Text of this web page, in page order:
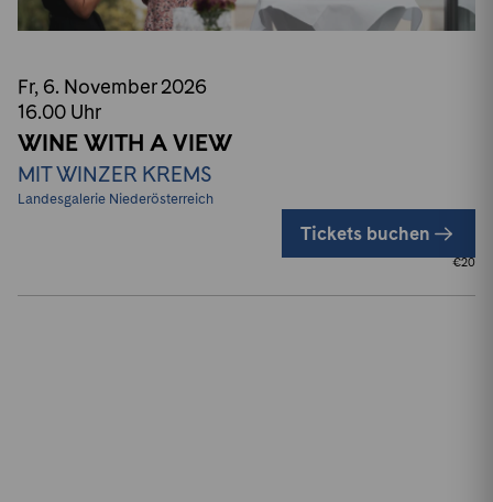
Fr, 6. November 2026
16.00 Uhr
WINE WITH A VIEW
MIT WINZER KREMS
Landesgalerie Niederösterreich
Tickets buchen
€20